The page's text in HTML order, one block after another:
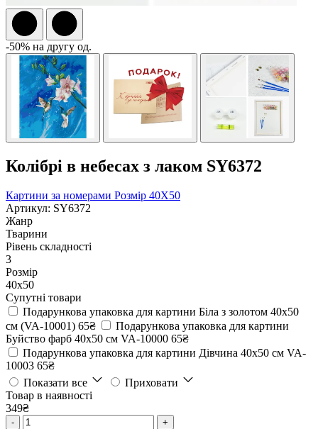
-50% на другу од.
Колібрі в небесах з лаком SY6372
Картини за номерами Розмір 40Х50
Артикул: SY6372
Жанр
Тварини
Рівень складності
3
Розмір
40х50
Супутні товари
Подарункова упаковка для картини Біла з золотом 40х50
см (VA-10001) 65₴
Подарункова упаковка для картини
Буйство фарб 40х50 см VA-10000 65₴
Подарункова упаковка для картини Дівчина 40х50 см VA-
10003 65₴
Показати все
Приховати
Товар в наявності
349₴
- +